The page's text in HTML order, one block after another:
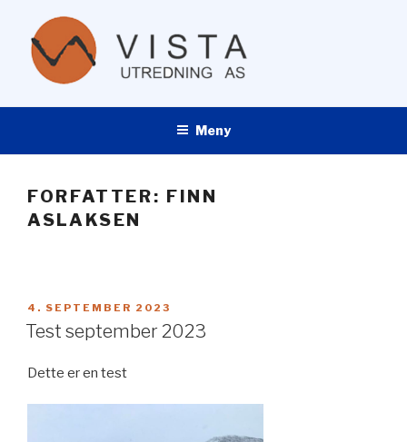
innhold
VISTA UTREDNING AS
Meny
FORFATTER: FINN
ASLAKSEN
PUBLISERT
4. SEPTEMBER 2023
Test september 2023
Dette er en test